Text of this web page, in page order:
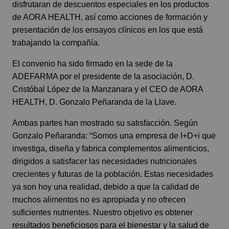
disfrutaran de descuentos especiales en los productos
de AORA HEALTH, así como acciones de formación y
presentación de los ensayos clínicos en los que está
trabajando la compañía.
El convenio ha sido firmado en la sede de la
ADEFARMA por el presidente de la asociación, D.
Cristóbal López de la Manzanara y el CEO de AORA
HEALTH, D. Gonzalo Peñaranda de la Llave.
Ambas partes han mostrado su satisfacción. Según
Gonzalo Peñaranda: “Somos una empresa de I+D+i que
investiga, diseña y fabrica complementos alimenticios,
dirigidos a satisfacer las necesidades nutricionales
crecientes y futuras de la población. Estas necesidades
ya son hoy una realidad, debido a que la calidad de
muchos alimentos no es apropiada y no ofrecen
suficientes nutrientes. Nuestro objetivo es obtener
resultados beneficiosos para el bienestar y la salud de